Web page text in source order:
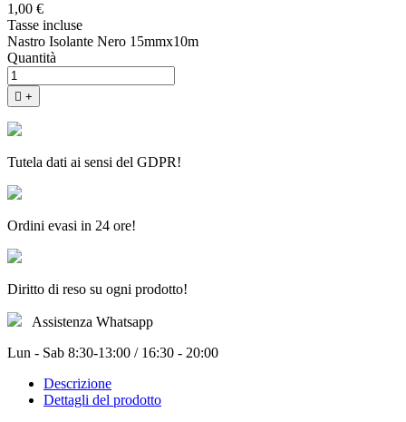
1,00 €
Tasse incluse
Nastro Isolante Nero 15mmx10m
Quantità
 +
Tutela dati ai sensi del GDPR!
Ordini evasi in 24 ore!
Diritto di reso su ogni prodotto!
Assistenza Whatsapp
Lun - Sab 8:30-13:00 / 16:30 - 20:00
Descrizione
Dettagli del prodotto